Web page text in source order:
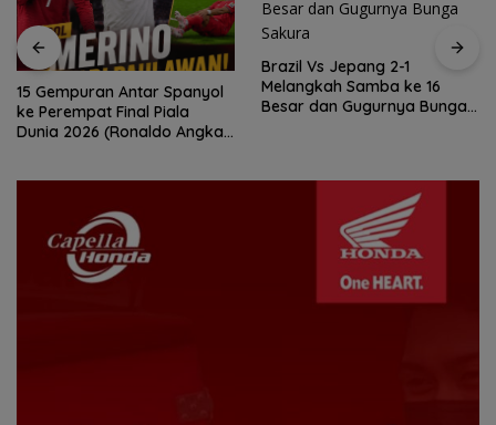
15 Gempuran Antar Spanyol
ke Perempat Final Piala
Dunia 2026 (Ronaldo Angkat
Brazil Vs Jepang 2-1
Melangkah Samba ke 16
Besar dan Gugurnya Bunga